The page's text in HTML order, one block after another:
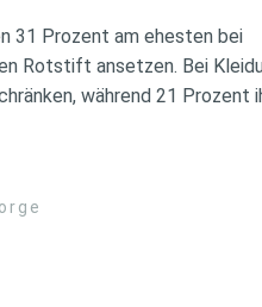
31 Prozent am ehesten bei
Rotstift ansetzen. Bei
während 21 Prozent